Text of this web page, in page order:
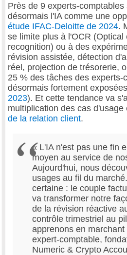
Près de 9 experts-comptables
désormais l'IA comme une
étude IFAC-Deloitte de 2024.
se limite plus à l'OCR (Optical
recognition) ou à des
révision assistée, détection
réel, projection de trésorerie,
25 % des tâches des experts-
désormais fortement
2023). Et cette tendance va
multiplication des cas d'usage
de la relation client.
« L'IA n'est pas une fin
moyen au service de
Aujourd'hui, nous
usages au fil du
certaine : le couple
va transformer notre
de la révision réactive
contrôle trimestriel au
apprenons en
expert-comptable,
Numeric & Crypto